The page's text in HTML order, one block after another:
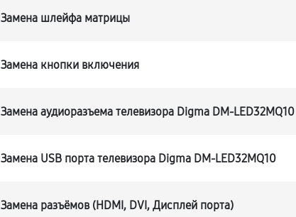
Замена шлейфа матрицы
Замена кнопки включения
Замена аудиоразъема телевизора Digma DM-LED32MQ10
Замена USB порта телевизора Digma DM-LED32MQ10
Замена разъёмов (HDMI, DVI, Дисплей порта)